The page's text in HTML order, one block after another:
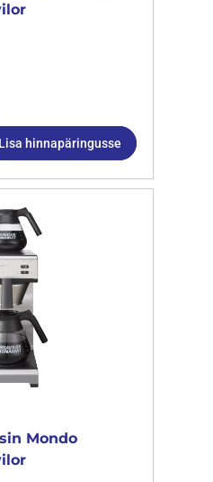
Lisa hinnapäringusse
Mondo